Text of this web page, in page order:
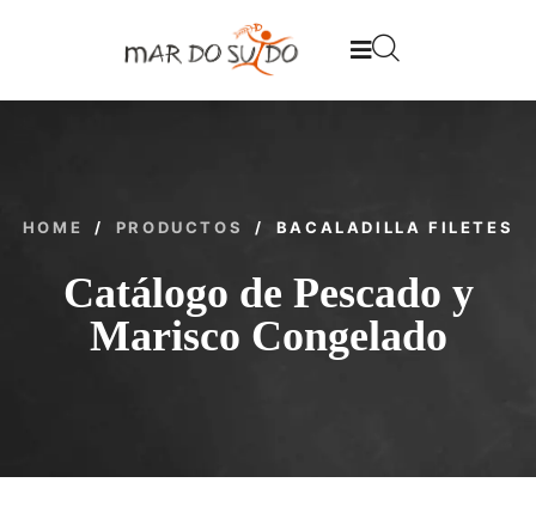
HOME / PRODUCTOS / BACALADILLA FILETES
Catálogo de Pescado y
Marisco Congelado